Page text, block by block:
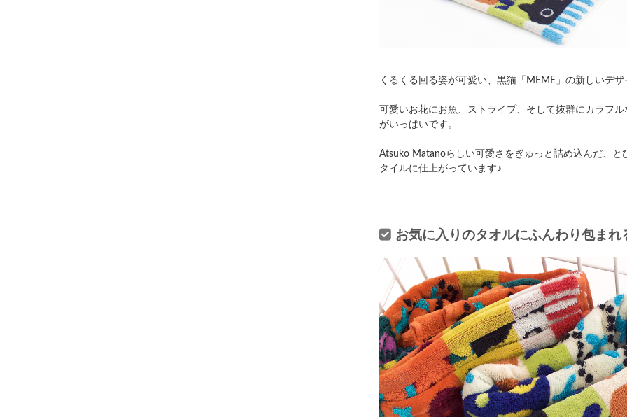
くるくる回る姿が可愛い、黒猫「MEME」の新しいデ
可愛いお花にお魚、ストライプ、そして抜群にカラフ
がいっぱいです。
Atsuko Matanoらしい可愛さをぎゅっと詰め込んだ、と
タイルに仕上がっています♪
お気に入りのタオルにふんわり包まれ